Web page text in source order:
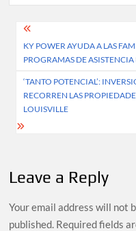
Post
navigation
KY POWER AYUDA A LAS
PROGRAMAS DE
‘TANTO POTENCIAL’:
RECORREN LAS
LOUISVILLE
Leave a Reply
Your email address will not
published. Required fields